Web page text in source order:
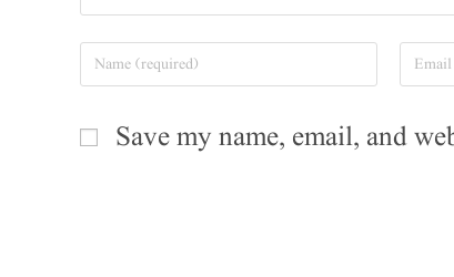
Save my name, email, and